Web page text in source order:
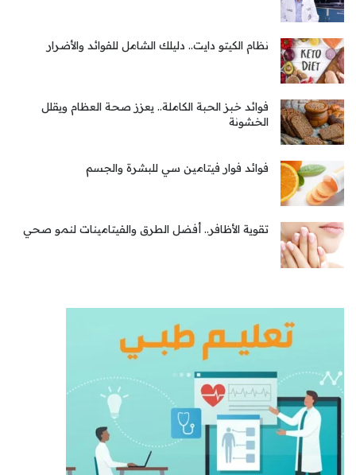
نظام الكيتو دايت.. دليلك الشامل للفوائد والأضرار
فوائد خبز الحبة الكاملة.. يعزز صحة العظام ويقلل
الخشونة
فوائد فوار فيتامين سي للبشرة والجسم
تقوية الأظافر.. أفضل الطرق والفيتامينات لنمو صحي